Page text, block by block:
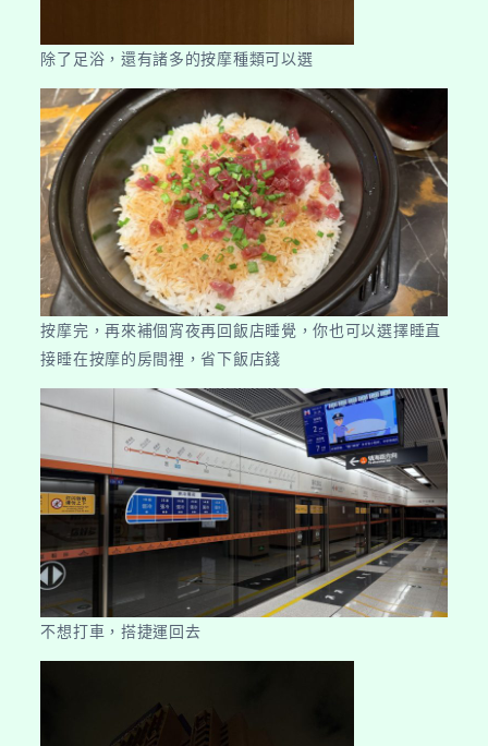
除了足浴，還有諸多的按摩種類可以選
按摩完，再來補個宵夜再回飯店睡覺，你也可以選擇睡直
接睡在按摩的房間裡，省下飯店錢
不想打車，搭捷運回去